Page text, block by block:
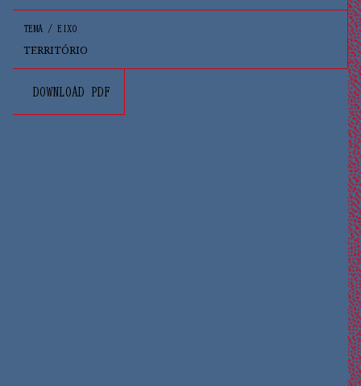
TEMA / EIXO
TERRITÓRIO
→ DOWNLOAD PDF